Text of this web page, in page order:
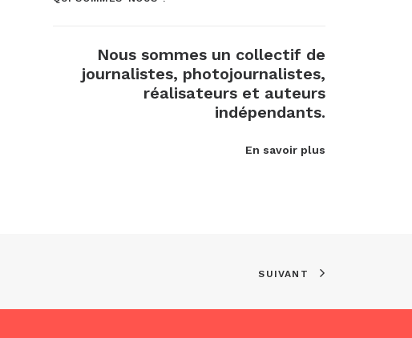
Nous sommes un collectif de
journalistes, photojournalistes,
réalisateurs et auteurs
indépendants.
En savoir plus
SUIVANT